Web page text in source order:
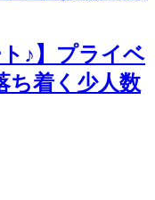
♪】プライベ
ち着く少人数